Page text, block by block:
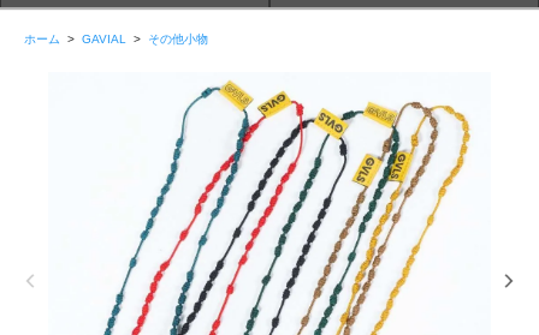
ホーム > GAVIAL > その他小物